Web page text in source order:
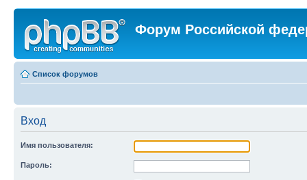
Форум Российской
Список форумов
Вход
Имя пользователя:
Пароль: